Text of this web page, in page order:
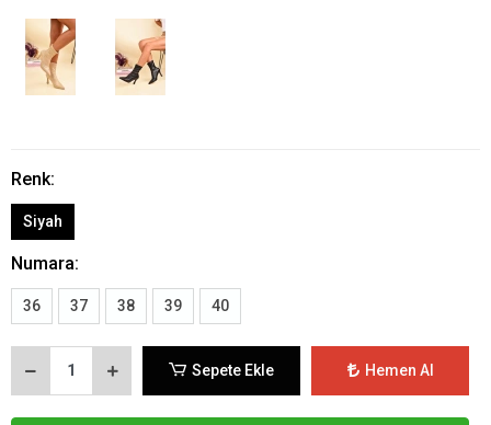
Renk:
Siyah
Numara:
36 37 38 39 40
Sepete Ekle Hemen Al